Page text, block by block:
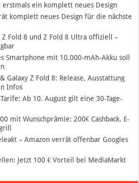
ein komplett neues Design
komplett neues Design für die nächste
Z Fold 8 und Z Fold 8 Ultra offiziell –
Smartphone mit 10.000-mAh-Akku soll
Galaxy Z Fold 8: Release, Ausstattung
Infos
Ab 10. August gilt eine 30-Tage-
mit Wunschprämie: 200€ Cashback, E-
– Amazon verrät offenbar Googles
Jetzt 100 € Vorteil bei MediaMarkt